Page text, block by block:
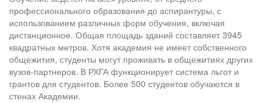
профессионального образования до аспирантуры, с
использованием различных форм обучения, включая
дистанционное. Общая площадь зданий составляет 3945
квадратных метров. Хотя академия не имеет собственного
общежития, студенты могут проживать в общежитиях других
вузов-партнеров. В РХГА функционирует система льгот и
грантов для студентов. Более 500 студентов обучаются в
стенах Академии.